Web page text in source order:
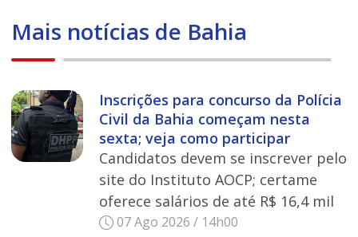
Mais notícias de Bahia
Inscrições para concurso da Polícia
Civil da Bahia começam nesta
sexta; veja como participar
Candidatos devem se inscrever pelo
site do Instituto AOCP; certame
oferece salários de até R$ 16,4 mil
07 Ago 2026 / 14h00